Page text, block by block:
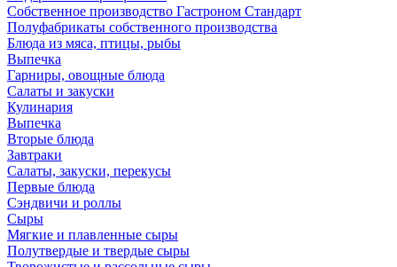
Собственное производство Гастроном Стандарт
Полуфабрикаты собственного производства
Блюда из мяса, птицы, рыбы
Выпечка
Гарниры, овощные блюда
Салаты и закуски
Кулинария
Выпечка
Вторые блюда
Завтраки
Салаты, закуски, перекусы
Первые блюда
Сэндвичи и роллы
Сыры
Мягкие и плавленные сыры
Полутвердые и твердые сыры